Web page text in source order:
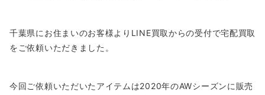
千葉県にお住まいのお客様よりLINE買取からの受付で宅配買取
をご依頼いただきました。
今回ご依頼いただいたアイテムは2020年のAWシーズンに販売